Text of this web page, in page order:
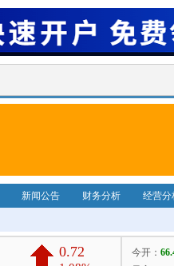
新闻公告 财务分析 经营分